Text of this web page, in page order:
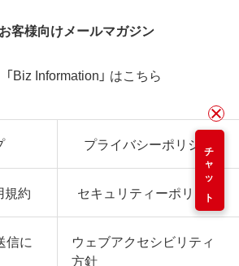
チャット
客様向けメールマガジン
「Biz Information」 はこちら
プライバシーポリシー
規約 セキュリティーポリシー
信に
ウェブアクセシビリティ
方針